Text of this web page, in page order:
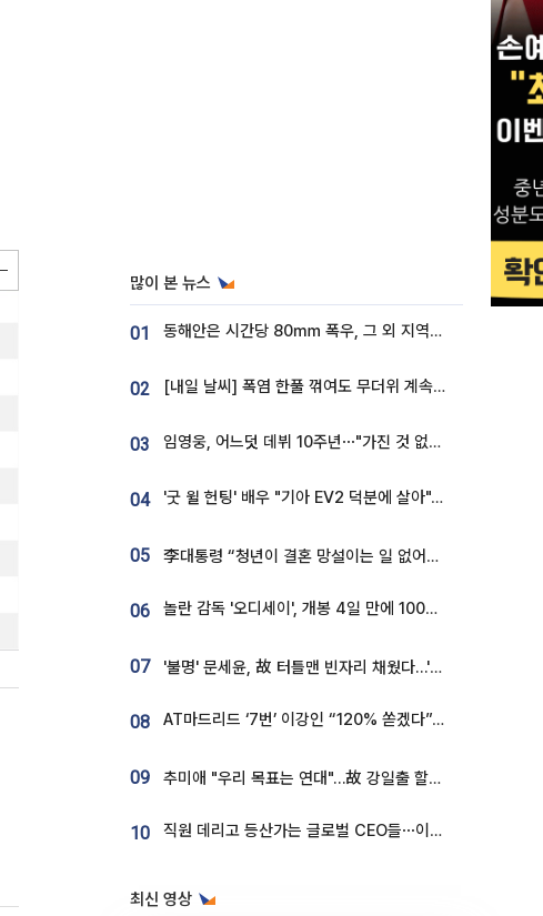
많이 본 뉴스
01 동해안은 시간당 80㎜ 폭우, 그 외 지역은 폭염…‘극과 극 날씨’
02 [내일 날씨] 폭염 한풀 꺾여도 무더위 계속⋯동해안 이틀 연속 비
03 임영웅, 어느덧 데뷔 10주년⋯"가진 것 없던 시절, 내 앞엔 20명의 팬뿐"
04 '굿 윌 헌팅' 배우 "기아 EV2 덕분에 살아"…교통사고 후 안전성 극찬
05 李대통령 “청년이 결혼 망설이는 일 없어야...제도상 불이익 조사”
06 놀란 감독 '오디세이', 개봉 4일 만에 100만 돌파⋯'왕사남' 보다 빠르다
07 '불명' 문세윤, 故 터틀맨 빈자리 채웠다…'거북이' 눈물의 최종 우승
08 AT마드리드 ‘7번’ 이강인 “120% 쏟겠다”⋯시메오네 감독 “필요한 선수”
09 추미애 "우리 목표는 연대"…故 강일출 할머니 흉상 제막
10 직원 데리고 등산가는 글로벌 CEO들⋯이유 있었네
최신 영상